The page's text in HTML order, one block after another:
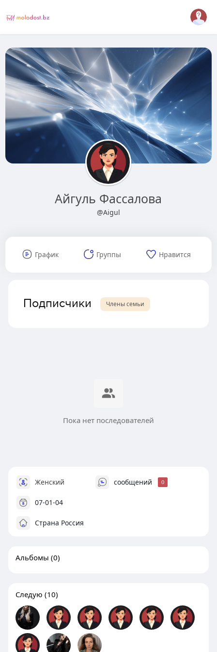
Айгуль Фассалова
@Aigul
График Группы Нравится
Подписчики Члены семьи
Пока нет последователей
Женский сообщений 0
07-01-04
Страна Россия
Альбомы (0)
Следую (10)